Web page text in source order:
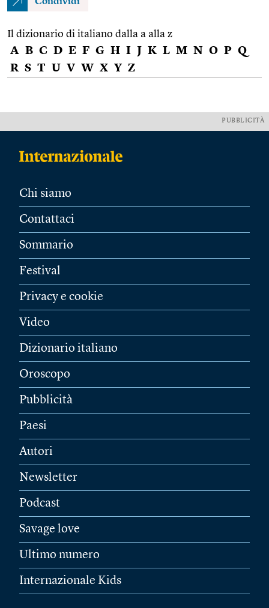
Il dizionario di italiano dalla a alla z
A B C D E F G H I J K L M N O P Q
R S T U V W X Y Z
PUBBLICITÀ
Chi siamo
Contattaci
Sommario
Festival
Privacy e cookie
Video
Dizionario italiano
Oroscopo
Pubblicità
Paesi
Autori
Newsletter
Podcast
Savage love
Ultimo numero
Internazionale Kids